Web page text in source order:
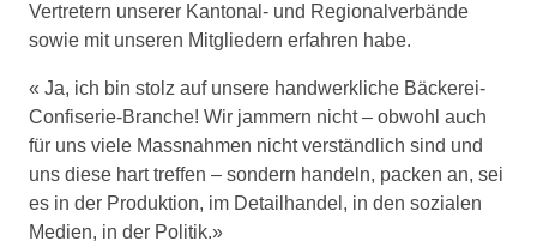
Vertretern unserer Kantonal- und Regionalverbände
sowie mit unseren Mitgliedern erfahren habe.
« Ja, ich bin stolz auf unsere handwerkliche Bäckerei-
Confiserie-Branche! Wir jammern nicht – obwohl auch
für uns viele Massnahmen nicht verständlich sind und
uns diese hart treffen – sondern handeln, packen an, sei
es in der Produktion, im Detailhandel, in den sozialen
Medien, in der Politik.»